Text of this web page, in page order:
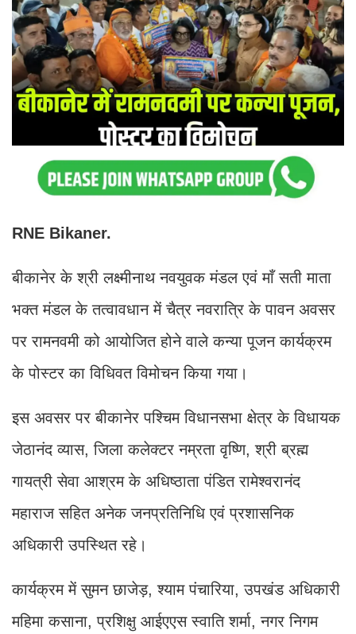
RNE Bikaner.
बीकानेर के श्री लक्ष्मीनाथ नवयुवक मंडल एवं माँ सती माता
भक्त मंडल के तत्वावधान में चैत्र नवरात्रि के पावन अवसर
पर रामनवमी को आयोजित होने वाले कन्या पूजन कार्यक्रम
के पोस्टर का विधिवत विमोचन किया गया।
इस अवसर पर बीकानेर पश्चिम विधानसभा क्षेत्र के विधायक
जेठानंद व्यास, जिला कलेक्टर नम्रता वृष्णि, श्री ब्रह्म
गायत्री सेवा आश्रम के अधिष्ठाता पंडित रामेश्वरानंद
महाराज सहित अनेक जनप्रतिनिधि एवं प्रशासनिक
अधिकारी उपस्थित रहे।
कार्यक्रम में सुमन छाजेड़, श्याम पंचारिया, उपखंड अधिकारी
महिमा कसाना, प्रशिक्षु आईएएस स्वाति शर्मा, नगर निगम